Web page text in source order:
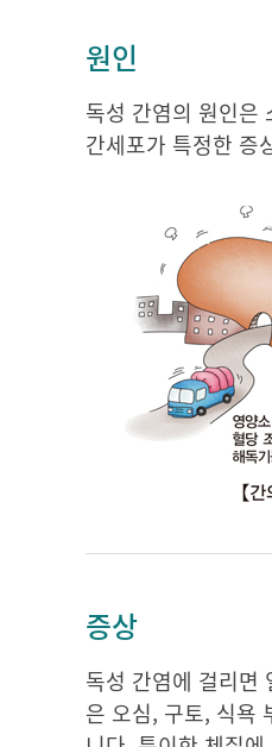
원인
독성 간염의 원인은
간세포가 특정한 증
증상
독성 간염에 걸리면
은 오심, 구토, 식욕